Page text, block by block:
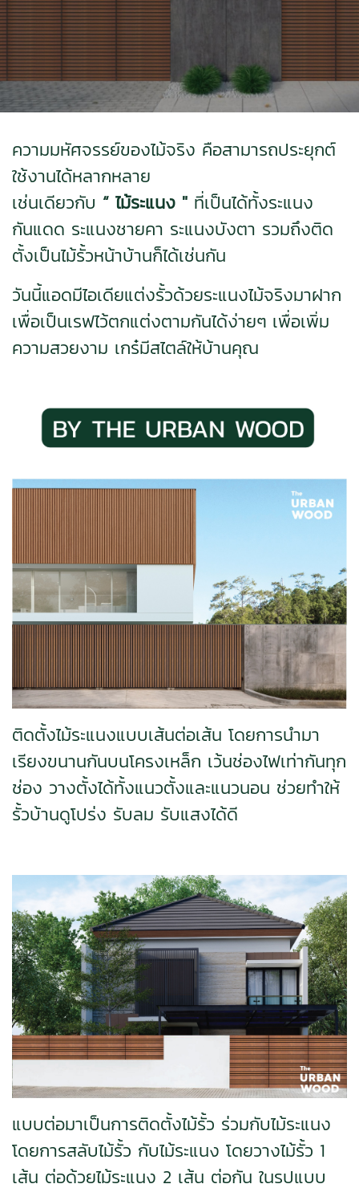
ความมหัศจรรย์ของไม้จริง คือสามารถประยุกต์
ใช้งานได้หลากหลาย
เช่นเดียวกับ “ ไม้ระแนง " ที่เป็นได้ทั้งระแนง
กันแดด ระแนงชายคา ระแนงบังตา รวมถึงติด
ตั้งเป็นไม้รั้วหน้าบ้านก็ได้เช่นกัน
วันนี้แอดมีไอเดียแต่งรั้วด้วยระแนงไม้จริงมาฝาก
เพื่อเป็นเรฟไว้ตกแต่งตามกันได้ง่ายๆ เพื่อเพิ่ม
ความสวยงาม เกร๋มีสไตล์ให้บ้านคุณ
ติดตั้งไม้ระแนงแบบเส้นต่อเส้น โดยการนำมา
เรียงขนานกันบนโครงเหล็ก เว้นช่องไฟเท่ากันทุก
ช่อง วางตั้งได้ทั้งแนวตั้งและแนวนอน ช่วยทำให้
รั้วบ้านดูโปร่ง รับลม รับแสงได้ดี
แบบต่อมาเป็นการติดตั้งไม้รั้ว ร่วมกับไม้ระแนง
โดยการสลับไม้รั้ว กับไม้ระแนง โดยวางไม้รั้ว 1
เส้น ต่อด้วยไม้ระแนง 2 เส้น ต่อกัน ในรูปแบบ